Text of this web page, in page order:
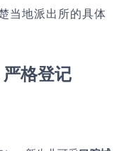
当地派出所的具体
格登记